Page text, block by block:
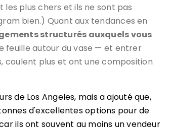
les plus chers et ils ne sont pas
bien.) Quant aux tendances en
structurés auxquels vous
feuille autour du vase — et entrer
coulent plus et ont une composition
de Los Angeles, mais a ajouté que,
d'excellentes options pour de
ils ont souvent au moins un vendeur